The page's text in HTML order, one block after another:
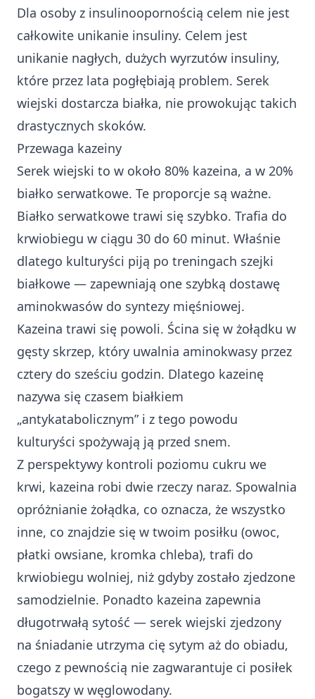
Dla osoby z insulinoopornością celem nie jest
całkowite unikanie insuliny. Celem jest
unikanie nagłych, dużych wyrzutów insuliny,
które przez lata pogłębiają problem. Serek
wiejski dostarcza białka, nie prowokując takich
drastycznych skoków.
Przewaga kazeiny
Serek wiejski to w około 80% kazeina, a w 20%
białko serwatkowe. Te proporcje są ważne.
Białko serwatkowe trawi się szybko. Trafia do
krwiobiegu w ciągu 30 do 60 minut. Właśnie
dlatego kulturyści piją po treningach szejki
białkowe — zapewniają one szybką dostawę
aminokwasów do syntezy mięśniowej.
Kazeina trawi się powoli. Ścina się w żołądku w
gęsty skrzep, który uwalnia aminokwasy przez
cztery do sześciu godzin. Dlatego kazeinę
nazywa się czasem białkiem
„antykatabolicznym” i z tego powodu
kulturyści spożywają ją przed snem.
Z perspektywy kontroli poziomu cukru we
krwi, kazeina robi dwie rzeczy naraz. Spowalnia
opróżnianie żołądka, co oznacza, że wszystko
inne, co znajdzie się w twoim posiłku (owoc,
płatki owsiane, kromka chleba), trafi do
krwiobiegu wolniej, niż gdyby zostało zjedzone
samodzielnie. Ponadto kazeina zapewnia
długotrwałą sytość — serek wiejski zjedzony
na śniadanie utrzyma cię sytym aż do obiadu,
czego z pewnością nie zagwarantuje ci posiłek
bogatszy w węglowodany.